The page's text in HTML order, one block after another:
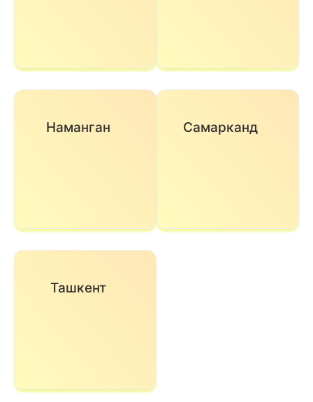
Наманган Самарканд
Ташкент